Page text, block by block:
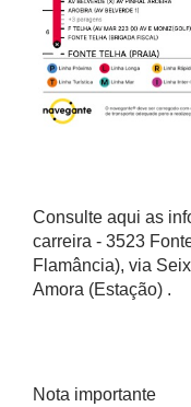
Consulte aqui as
carreira - 3523
Flamância), via
Amora (Estação) .
Nota importante